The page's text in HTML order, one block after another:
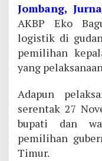
Jombang,
AKBP Eko
logistik di
pemilihan
yang
Adapun
serentak 27
bupati dan
pemilihan
Timur.